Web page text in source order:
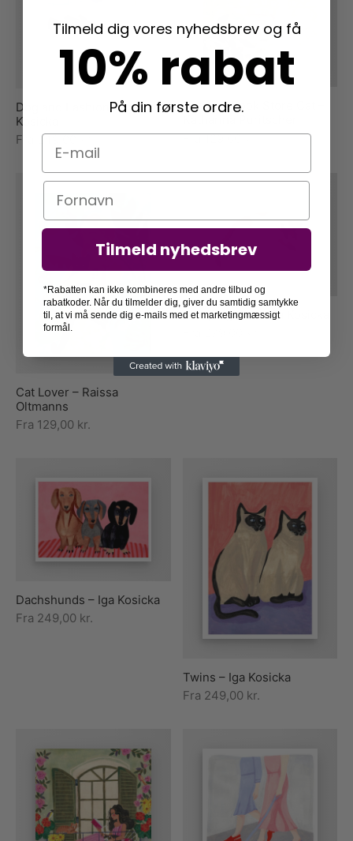
Dog and Fashion – Iga
Kosicka
Fra
249,00kr.
Parisian Book Store Cat –
Fra 129,00kr.
Cat Lover – Raissa
Oltmanns
Fra 129,00 kr.
Sleeping Cat – Iga Kosicka
Dachshunds – Iga Kosicka
Fra 249,00 kr.
Twins – Iga Kosicka
Fra 249,00 kr.
Tilmeld dig vores nyhedsbrev og få
10% rabat
På din første ordre.
E-mail
Navn
Tilmeld nyhedsbrev
*Rabatten kan ikke kombineres med andre tilbud og
rabatkoder. Når du tilmelder dig, giver du samtidig samtykke
til, at vi må sende dig e-mails med et marketingmæssigt
formål.